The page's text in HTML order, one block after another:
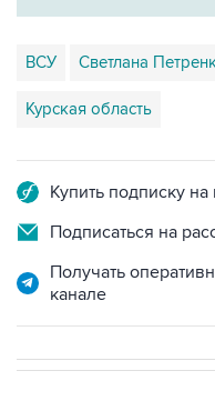
ВСУ Светлана
Курская область
Купить подписку
Подписаться на
Получать
канале